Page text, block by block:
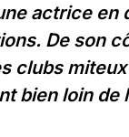
actrice en
De son
clubs
bien loin